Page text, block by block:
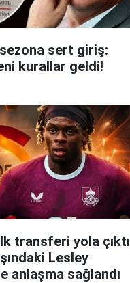
sert giriş:
kurallar geldi!
transferi yola çıktı
Lesley
anlaşma sağlandı